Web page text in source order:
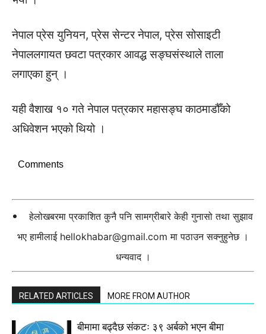
नेपाल प्रेस युनियन, प्रेस सेन्टर नेपाल, प्रेस सोसाइटी
नेपाललगायत छवटा पत्रकार आवद्ध सङ्घसंस्थाले ताला
लगाएका हुन् ।
यही वैशाख १० गते नेपाल पत्रकार महासङ्घ काठमाडौँको
अधिवेशन भएको थियो ।
Comments
हेलोखबरमा प्रकाशित कुनै पनि सामग्रीबारे केही गुनासो तथा सुझाव
भए हामीलाई hellokhabar@gmail.com मा पठाउन सक्नुहुनेछ ।
धन्यवाद ।
RELATED ARTICLES MORE FROM AUTHOR
बीमामा बढ्दैछ संकटः ३९ अर्बको भएन बीमा